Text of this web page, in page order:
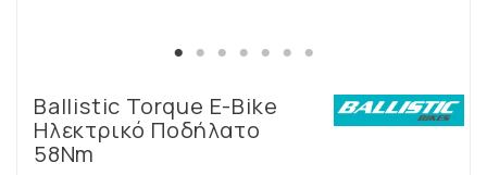
Ballistic Torque E-Bike
Ηλεκτρικό Ποδήλατο
58Nm